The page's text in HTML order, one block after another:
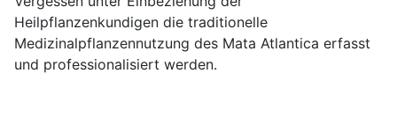
Heilpflanzenkundigen die traditionelle
Medizinalpflanzennutzung des Mata Atlantica erfasst
und professionalisiert werden.